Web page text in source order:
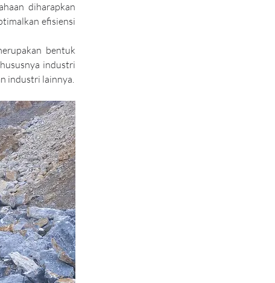
diharapkan
efisiensi
bentuk
industri
industri lainnya.